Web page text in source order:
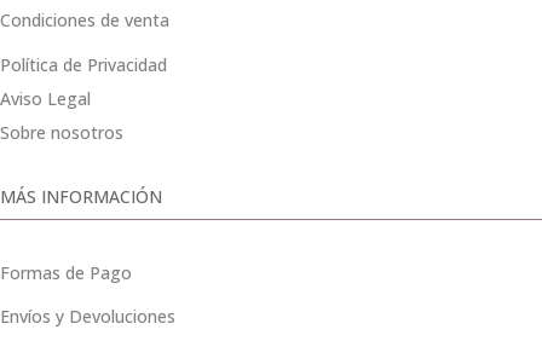
Condiciones de venta
Política de Privacidad
Aviso Legal
Sobre nosotros
MÁS INFORMACIÓN
Formas de Pago
Envíos y Devoluciones